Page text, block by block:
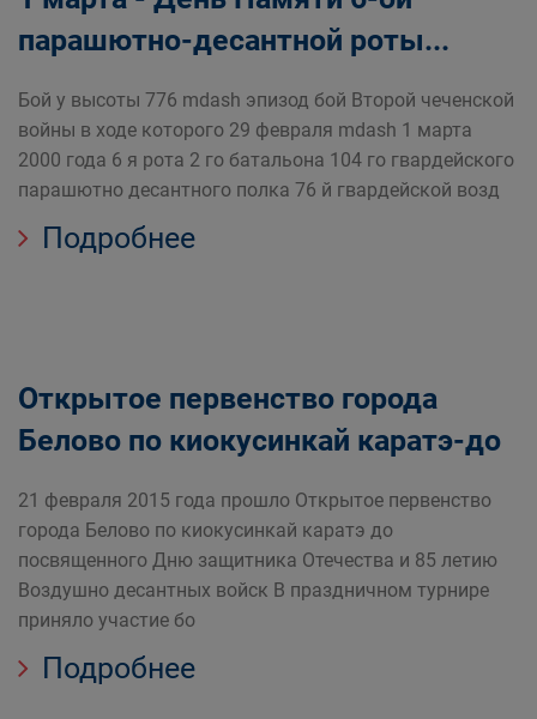
парашютно-десантной роты...
Бой у высоты 776 mdash эпизод бой Второй чеченской
войны в ходе которого 29 февраля mdash 1 марта
2000 года 6 я рота 2 го батальона 104 го гвардейского
парашютно десантного полка 76 й гвардейской возд
Подробнее
Открытое первенство города
Белово по киокусинкай каратэ-до
21 февраля 2015 года прошло Открытое первенство
города Белово по киокусинкай каратэ до
посвященного Дню защитника Отечества и 85 летию
Воздушно десантных войск В праздничном турнире
приняло участие бо
Подробнее